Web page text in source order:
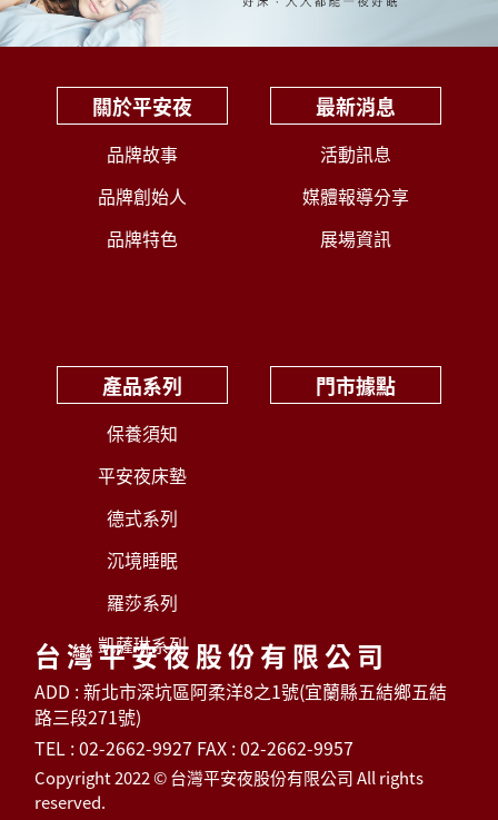
關於平安夜
品牌故事
品牌創始人
品牌特色
最新消息
活動訊息
媒體報導分享
展場資訊
產品系列
保養須知
平安夜床墊
德式系列
沉境睡眠
羅莎系列
凱薩琳系列
門市據點
台灣平安夜股份有限公司
ADD : 新北市深坑區阿柔洋8之1號(宜蘭縣五結鄉五結
路三段271號)
TEL : 02-2662-9927 FAX : 02-2662-9957
Copyright 2022 © 台灣平安夜股份有限公司 All rights
reserved.